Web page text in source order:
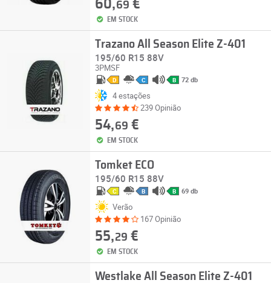
60,69 €
EM STOCK
Trazano All Season Elite Z-401
195/60 R15 88V
3PMSF
D C B 72 db
4 estações
239 Opinião
54,69 €
EM STOCK
Tomket ECO
195/60 R15 88V
C B B 69 db
Verão
167 Opinião
55,29 €
EM STOCK
Westlake All Season Elite Z-401